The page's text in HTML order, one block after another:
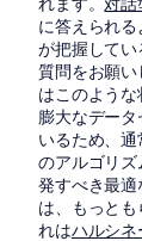
に答えられる
が把握して
質問をお願い
はこのよう
膨大なデー
いるため、
のアルゴリズ
発すべき最適
は、もっと
れはハルシネ